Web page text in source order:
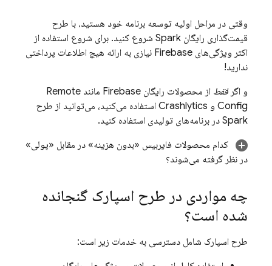
وقتی در مراحل اولیه توسعه برنامه خود هستید، با طرح
قیمت‌گذاری رایگان Spark شروع کنید. برای شروع استفاده از
اکثر ویژگی‌های Firebase نیازی به ارائه هیچ اطلاعات پرداختی
ندارید!
و اگرفقط از محصولات رایگان Firebase مانند
Remote
Config و Crashlytics استفاده می‌کنید، می‌توانید از طرح
Spark در برنامه‌های تولیدی استفاده کنید.
کدام محصولات فایربیس «بدون هزینه» در مقابل «پولی»
در نظر گرفته می‌شوند؟
چه مواردی در طرح اسپارک گنجانده
شده است؟
طرح اسپارک شامل دسترسی به خدمات زیر است: